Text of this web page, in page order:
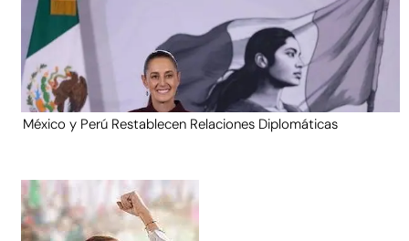
México y Perú Restablecen Relaciones Diplomáticas